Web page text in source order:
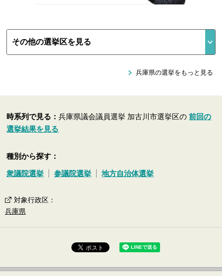
兵庫県の選挙をもっと見る
時系列で見る：兵庫県議会議員選挙 加古川市選挙区の前回の
選挙結果を見る
種別から探す：
衆議院選挙 参議院選挙 地方自治体選挙
対象行政区 ：
兵庫県